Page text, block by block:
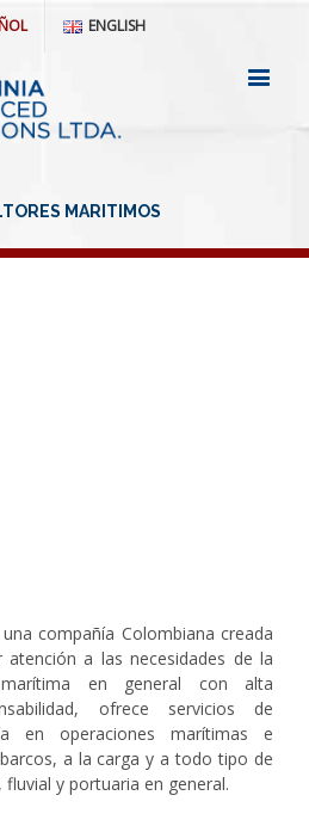
ENGLISH
compañía Colombiana creada
a las necesidades de la
en general con alta
ofrece servicios de
en operaciones marítimas e
a la carga y a todo tipo de
y portuaria en general.